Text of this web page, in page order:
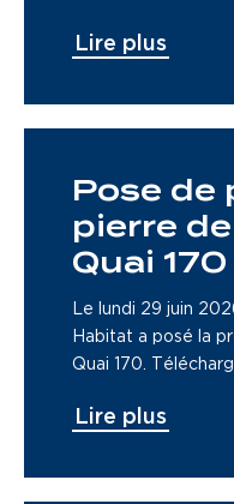
Lire plus
Pose de
pierre
Quai
Le lundi 29 juin
Habitat a posé la
Quai 170.
Lire plus